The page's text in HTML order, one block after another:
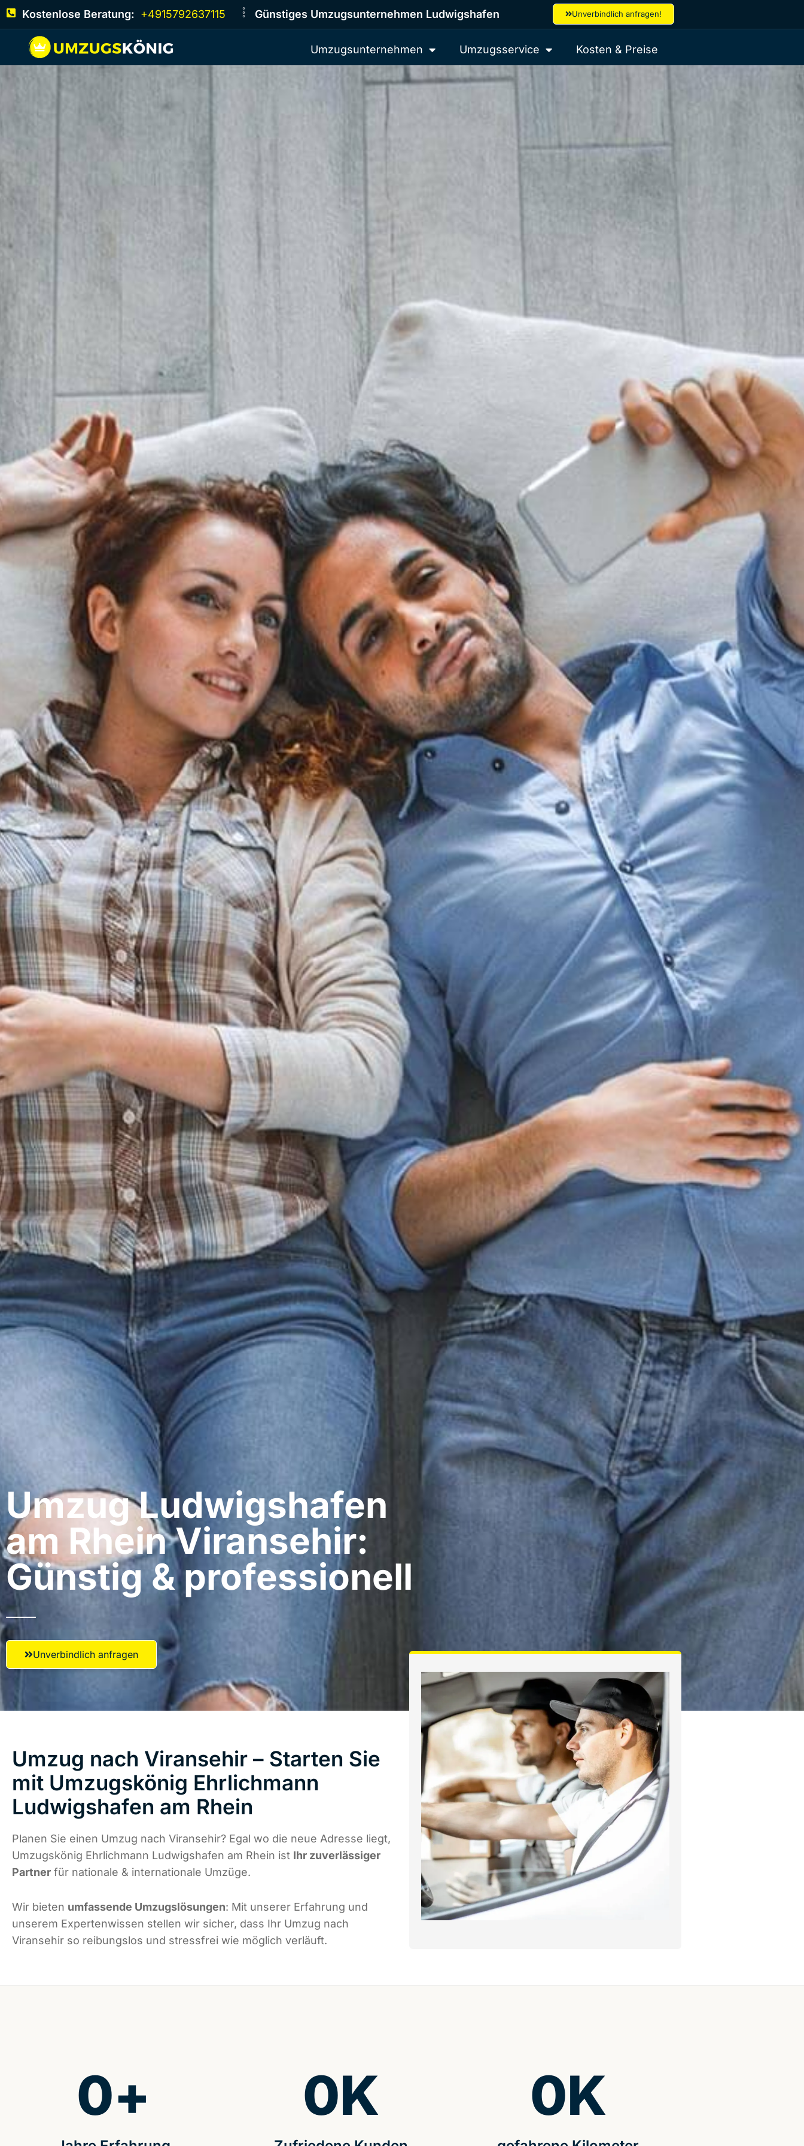
Kostenlose Beratung: +4915792637115 Günstiges Umzugsunternehmen Ludwigshafen Unverbindlich anfragen!
Umzugsunternehmen Umzugsservice Kosten & Preise
Umzug Ludwigshafen
am Rhein​ Viransehir:
Günstig & professionell​
Unverbindlich anfragen
Umzug nach Viransehir – Starten Sie
mit Umzugskönig Ehrlichmann
Ludwigshafen am Rhein
Planen Sie einen Umzug nach Viransehir? Egal wo die neue Adresse liegt,
Umzugskönig Ehrlichmann Ludwigshafen am Rhein ist Ihr zuverlässiger
Partner für nationale & internationale Umzüge.
Wir bieten umfassende Umzugslösungen: Mit unserer Erfahrung und
unserem Expertenwissen stellen wir sicher, dass Ihr Umzug nach
Viransehir so reibungslos und stressfrei wie möglich verläuft.
0+ 0K 0K